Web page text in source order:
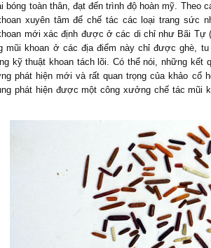
bóng toàn thân, đạt đến trình độ hoàn mỹ.
xuyên tâm để chế tác các loại trang sức
mới xác định được ở các di chỉ như Bãi Tự
mũi khoan ở các địa điểm này chỉ được ghè,
kỹ thuật khoan tách lõi. Có thể nói, những kết
phát hiện mới và rất quan trọng của khảo cổ
phát hiện được một công xưởng chế tác mũi